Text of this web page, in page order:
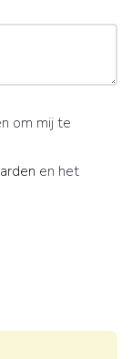
om mij te
en het